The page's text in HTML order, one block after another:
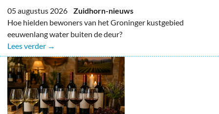
05 augustus 2026 Zuidhorn-nieuws
Hoe hielden bewoners van het Groninger kustgebied
eeuwenlang water buiten de deur?
Lees verder →